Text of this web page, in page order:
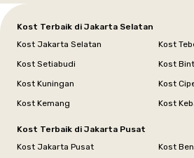
Kost Terbaik di Jakarta Selatan
Kost Jakarta Selatan
Kost
Kost Setiabudi
Kost
Kost Kuningan
Kost
Kost Kemang
Kost
Kost Terbaik di Jakarta Pusat
Kost Jakarta Pusat
Kost